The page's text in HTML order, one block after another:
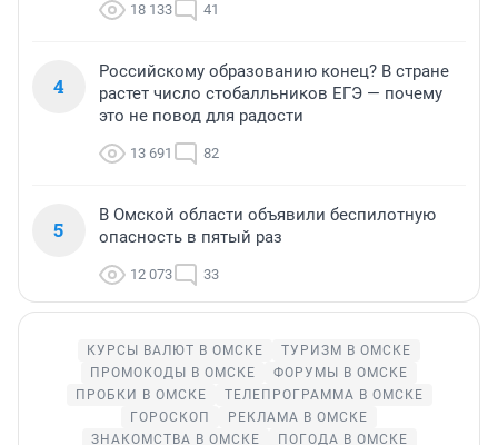
18 133 41
4
Российскому образованию конец? В стране
растет число стобалльников ЕГЭ — почему
это не повод для радости
13 691 82
5
В Омской области объявили беспилотную
опасность в пятый раз
12 073 33
КУРСЫ ВАЛЮТ В ОМСКЕ
ТУРИЗМ В ОМСКЕ
ПРОМОКОДЫ В ОМСКЕ
ФОРУМЫ В ОМСКЕ
ПРОБКИ В ОМСКЕ
ТЕЛЕПРОГРАММА В ОМСКЕ
ГОРОСКОП
РЕКЛАМА В ОМСКЕ
ЗНАКОМСТВА В ОМСКЕ
ПОГОДА В ОМСКЕ